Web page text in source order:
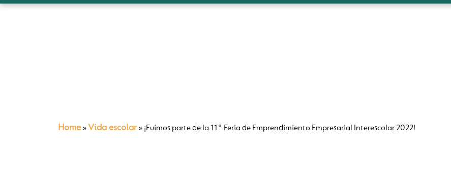
Home » Vida escolar» ¡Fuimos parte de la 11° Feria de Emprendimiento Empresarial Interescolar 2022!